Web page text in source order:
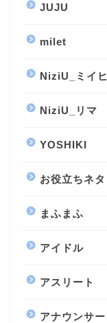
JUJU
milet
NiziU_ミイヒ
NiziU_リマ
YOSHIKI
お役立ちネタ
まふまふ
アイドル
アスリート
アナウンサー